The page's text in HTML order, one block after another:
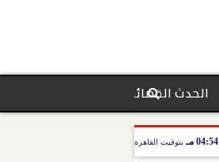
الحدث القضائي
04:54 مـ بتوقيت القاهرة